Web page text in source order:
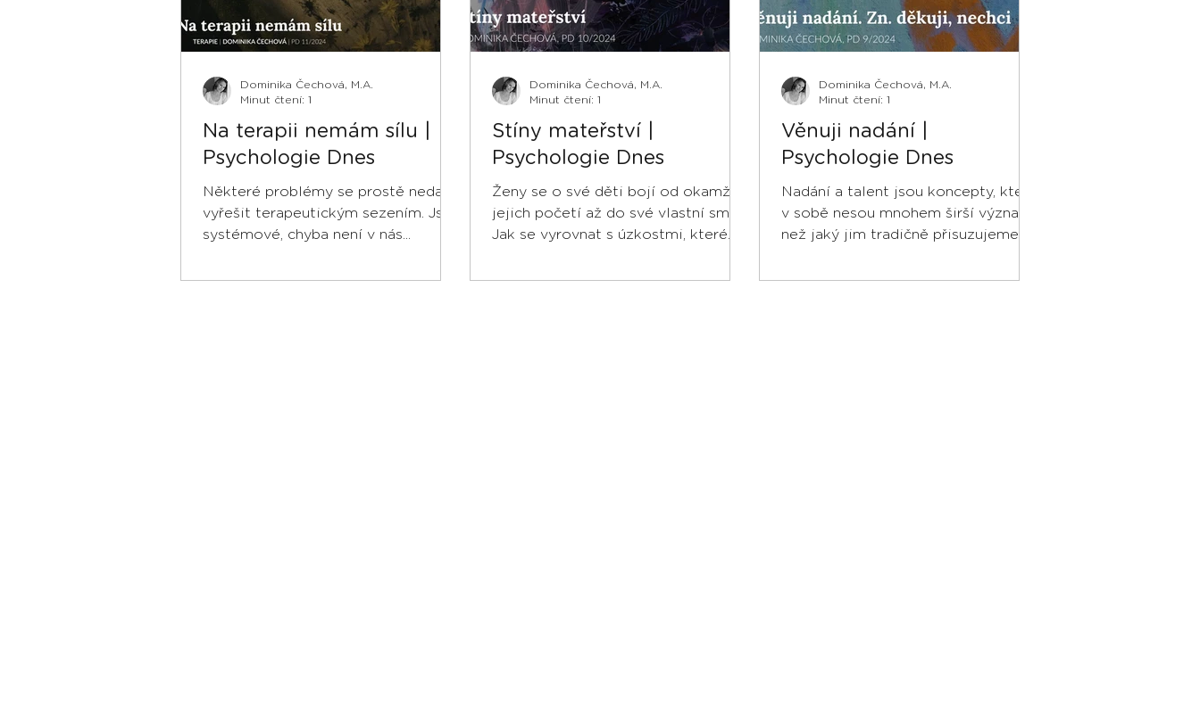
Na terapii nemám sílu |
Psychologie Dnes
Některé problémy se prostě nedají
vyřešit terapeutickým sezením. Jsou
systémové, chyba není v nás...
Dominika Čechová, M.A.
Minut čtení: 1
Stíny mateřství |
Psychologie Dnes
Ženy se o své děti bojí od okamžiku
jejich početí až do své vlastní smrti.
Jak se vyrovnat s úzkostmi, které
Dominika Čechová, M.A.
Minut čtení: 1
Věnuji nadání |
Psychologie Dnes
Nadání a talent jsou koncepty, které
v sobě nesou mnohem širší význam,
než jaký jim tradičně přisuzujeme.
Dominika Čechová, M.A.
Minut čtení: 1